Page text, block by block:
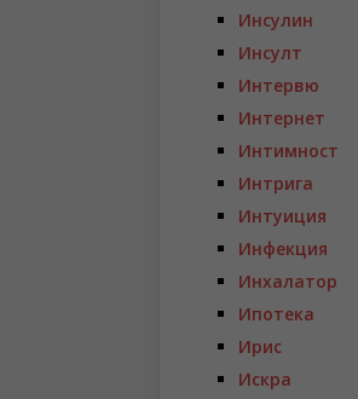
Инсулин
Инсулт
Интервю
Интернет
Интимност
Интрига
Интуиция
Инфекция
Инхалатор
Ипотека
Ирис
Искра